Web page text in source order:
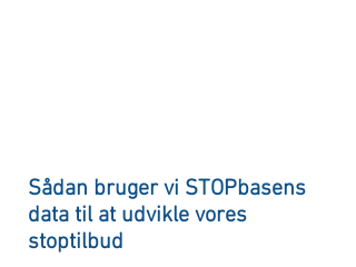
Sådan bruger vi STOPbasens
data til at udvikle vores
stoptilbud